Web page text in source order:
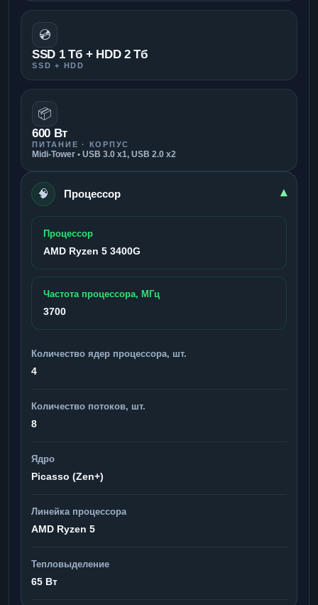
💿
SSD 1 Тб + HDD 2 Тб
SSD + HDD
📦
600 Вт
ПИТАНИЕ · КОРПУС
Midi-Tower • USB 3.0 x1, USB 2.0 x2
🧠 Процессор ▾
Процессор
AMD Ryzen 5 3400G
Частота процессора, МГц
3700
Количество ядер процессора, шт.
4
Количество потоков, шт.
8
Ядро
Picasso (Zen+)
Линейка процессора
AMD Ryzen 5
Тепловыделение
65 Вт